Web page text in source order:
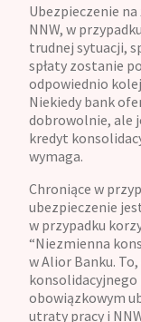
Ubezpieczenie
NNW, w
trudnej sytuacji,
spłaty zostanie
odpowiednio
Niekiedy bank
dobrowolnie, ale
kredyt
wymaga.
Chroniące w
ubezpieczenie
w przypadku
“Niezmienna
w Alior Banku.
konsolidacyjnego
obowiązkowym
utraty pracy i